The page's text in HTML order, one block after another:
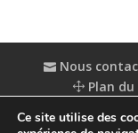
Nous
Plan
Ce site utilise des